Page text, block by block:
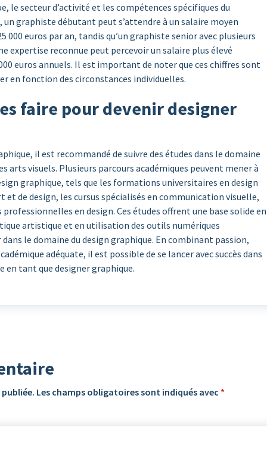
le secteur d’activité et les compétences spécifiques du
un graphiste débutant peut s’attendre à un salaire moyen
000 euros par an, tandis qu’un graphiste senior avec plusieurs
expertise reconnue peut percevoir un salaire plus élevé
euros annuels. Il est important de noter que ces chiffres sont
en fonction des circonstances individuelles.
faire pour devenir designer
il est recommandé de suivre des études dans le domaine
arts visuels. Plusieurs parcours académiques peuvent mener à
graphique, tels que les formations universitaires en design
et de design, les cursus spécialisés en communication visuelle,
en design. Ces études offrent une base solide en
artistique et en utilisation des outils numériques
le domaine du design graphique. En combinant passion,
adéquate, il est possible de se lancer avec succès dans
en tant que designer graphique.
Les champs obligatoires sont indiqués avec *